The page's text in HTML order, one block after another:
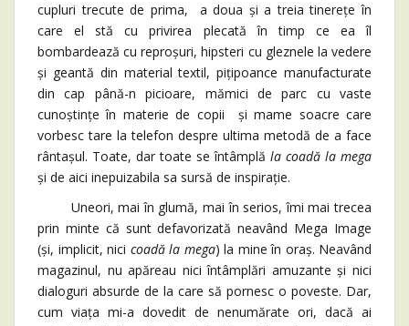
cupluri trecute de prima, a doua și a treia tinerețe în
care el stă cu privirea plecată în timp ce ea îl
bombardează cu reproșuri, hipsteri cu gleznele la vedere
și geantă din material textil, pițipoance manufacturate
din cap până-n picioare, mămici de parc cu vaste
cunoștințe în materie de copii și mame soacre care
vorbesc tare la telefon despre ultima metodă de a face
rântașul. Toate, dar toate se întâmplă la coadă la mega
și de aici inepuizabila sa sursă de inspirație.
Uneori, mai în glumă, mai în serios, îmi mai trecea
prin minte că sunt defavorizată neavând Mega Image
(și, implicit, nici coadă la mega) la mine în oraș. Neavând
magazinul, nu apăreau nici întâmplări amuzante și nici
dialoguri absurde de la care să pornesc o poveste. Dar,
cum viața mi-a dovedit de nenumărate ori, dacă ai